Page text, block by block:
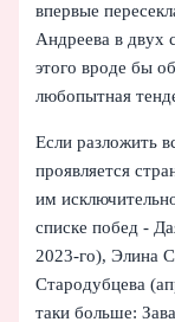
впервые
Андреева в двух
этого вроде бы
любопытная
Если разложить
проявляется
им
списке побед -
2023‑го), Элина
Стародубцева
таки больше: